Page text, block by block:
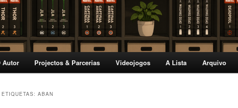
Autor Projectos & Parcerias Videojogos A Lista Arquivo
ABAN